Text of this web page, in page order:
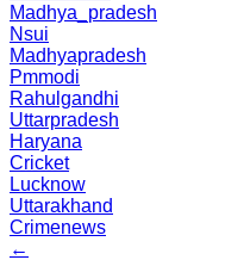
Madhya_pradesh
Nsui
Madhyapradesh
Pmmodi
Rahulgandhi
Uttarpradesh
Haryana
Cricket
Lucknow
Uttarakhand
Crimenews
←